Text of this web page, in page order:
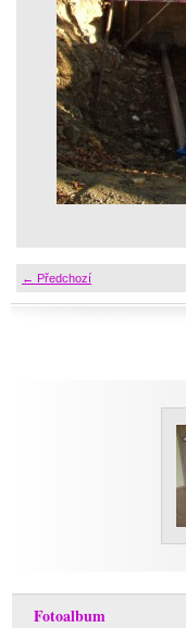
← Předchozí
Fotoalbum